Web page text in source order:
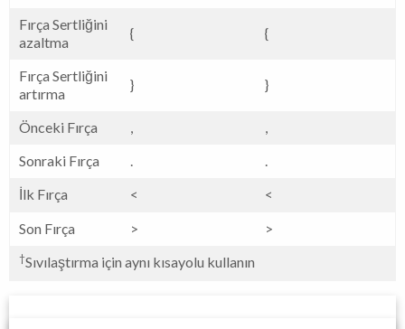
Fırça Sertliğini
azaltma
{ {
Fırça Sertliğini
artırma
} }
Önceki Fırça
Sonraki Fırça
İlk Fırça
<
<
Son Fırça
> >
†Sıvılaştırma için aynı kısayolu kullanın